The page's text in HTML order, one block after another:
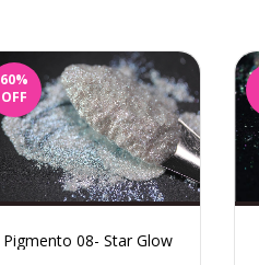
60%
OFF
Pigmento 08- Star Glow